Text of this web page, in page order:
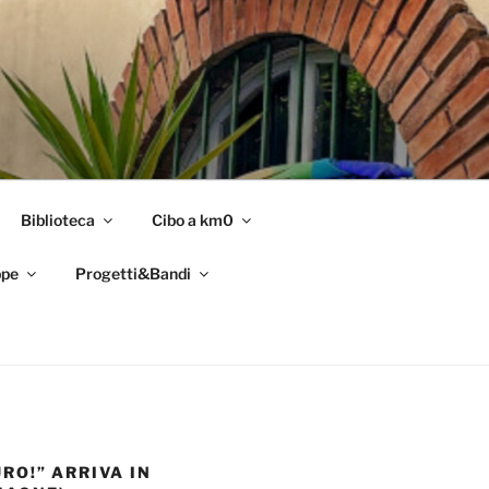
Biblioteca Cibo a km0
Progetti&Bandi
ARRIVA IN